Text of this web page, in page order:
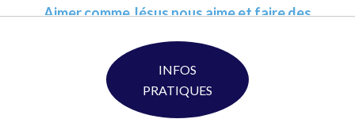
Aimer comme Jésus nous aime et faire des
INFOS
PRATIQUES